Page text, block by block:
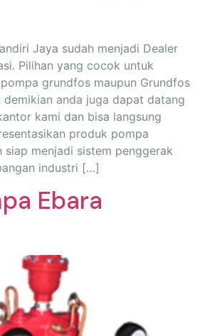
Jaya sudah menjadi Dealer
Pilihan yang cocok untuk
grundfos maupun Grundfos
demikian anda juga dapat datang
kami dan bisa langsung
produk pompa
siap menjadi sistem penggerak
industri […]
Ebara